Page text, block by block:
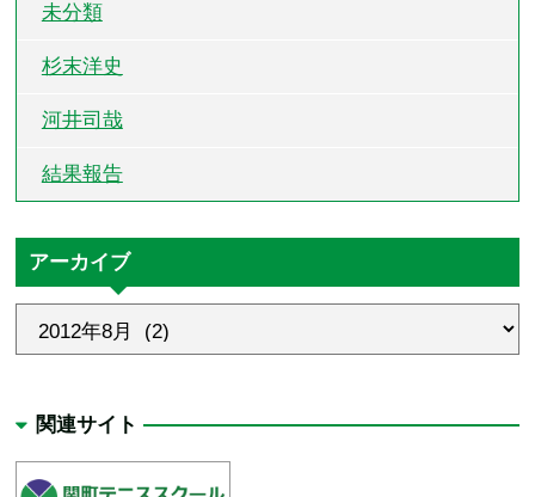
未分類
杉末洋史
河井司哉
結果報告
アーカイブ
関連サイト